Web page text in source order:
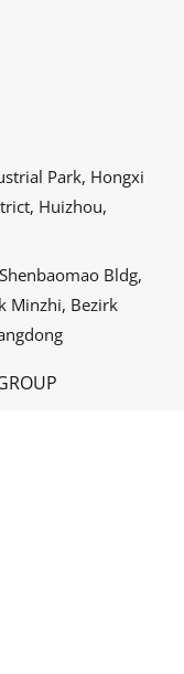
Park, Hongxi
Huizhou,
Bldg,
Minzhi, Bezirk